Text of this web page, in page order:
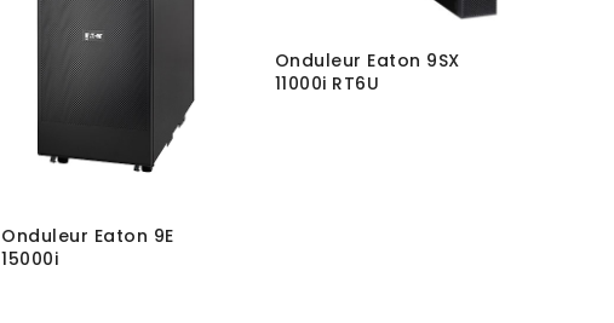
Onduleur Eaton 9E
15000i
Onduleur Eaton 9SX
11000i RT6U